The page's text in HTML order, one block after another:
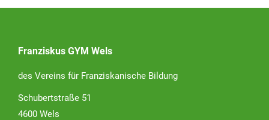
Franziskus GYM Wels
des Vereins für Franziskanische Bildung
Schubertstraße 51
4600 Wels